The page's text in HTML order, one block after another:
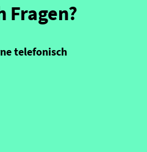
Fragen?
telefonisch